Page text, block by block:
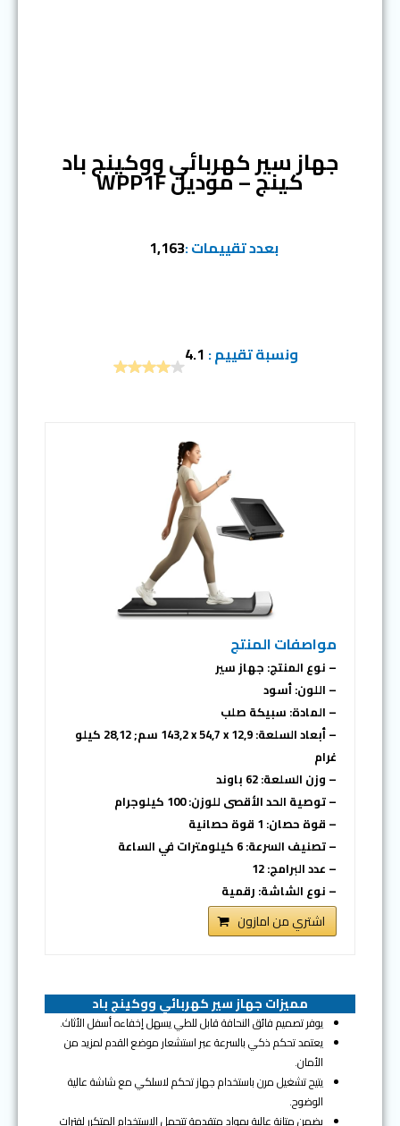
جهاز سير كهربائي ووكينج باد
كينج – موديل WPP1F
بعدد تقييمات :1,163
ونسبة تقييم : 4.1
مواصفات المنتج
– نوع المنتج: جهاز سير
– اللون: أسود
– المادة: سبيكة صلب
– أبعاد السلعة: ‎143,2 x 54,7 x 12,9 سم; 28,12 كيلو
غرام
– وزن السلعة: 62 باوند
– توصية الحد الأقصى للوزن: 100 كيلوجرام
– قوة حصان: 1 قوة حصانية
– تصنيف السرعة: 6 كيلومترات في الساعة
– عدد البرامج: 12
– نوع الشاشة: رقمية
اشتري من امازون
مميزات جهاز سير كهربائي ووكينج باد
يوفر تصميم فائق النحافة قابل للطي يسهل إخفاءه أسفل الأثاث.
يعتمد تحكم ذكي بالسرعة عبر استشعار موضع القدم لمزيد من
الأمان.
يتيح تشغيل مرن باستخدام جهاز تحكم لاسلكي مع شاشة عالية
الوضوح.
يضمن متانة عالية بمواد متقدمة تتحمل الاستخدام المتكرر لفترات